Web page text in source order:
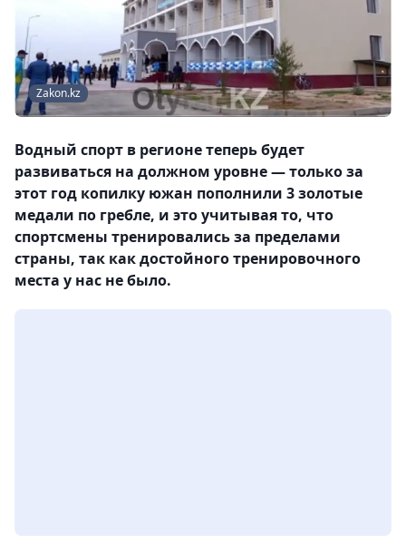
Zakon.kz
Водный спорт в регионе теперь будет
развиваться на должном уровне — только за
этот год копилку южан пополнили 3 золотые
медали по гребле, и это учитывая то, что
спортсмены тренировались за пределами
страны, так как достойного тренировочного
места у нас не было.